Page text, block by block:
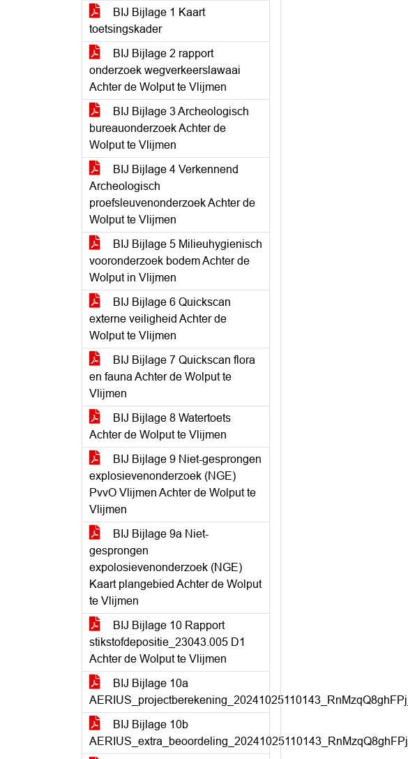
BIJ Bijlage 1 Kaart
toetsingskader
BIJ Bijlage 2 rapport
onderzoek wegverkeerslawaai
Achter de Wolput te Vlijmen
BIJ Bijlage 3 Archeologisch
bureauonderzoek Achter de
Wolput te Vlijmen
BIJ Bijlage 4 Verkennend
Archeologisch
proefsleuvenonderzoek Achter de
Wolput te Vlijmen
BIJ Bijlage 5 Milieuhygienisch
vooronderzoek bodem Achter de
Wolput in Vlijmen
BIJ Bijlage 6 Quickscan
externe veiligheid Achter de
Wolput te Vlijmen
BIJ Bijlage 7 Quickscan flora
en fauna Achter de Wolput te
Vlijmen
BIJ Bijlage 8 Watertoets
Achter de Wolput te Vlijmen
BIJ Bijlage 9 Niet-gesprongen
explosievenonderzoek (NGE)
PvvO Vlijmen Achter de Wolput te
Vlijmen
BIJ Bijlage 9a Niet-
gesprongen
expolosievenonderzoek (NGE)
Kaart plangebied Achter de Wolput
te Vlijmen
BIJ Bijlage 10 Rapport
stikstofdepositie_23043.005 D1
Achter de Wolput te Vlijmen
BIJ Bijlage 10a
BIJ Bijlage 10b